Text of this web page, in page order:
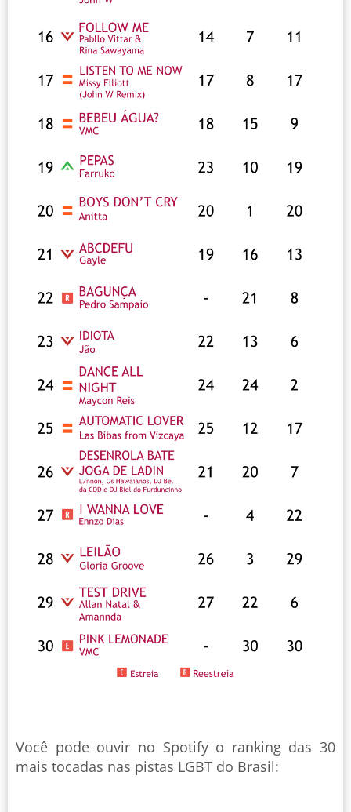
Você pode ouvir no Spotify o ranking das 30
mais tocadas nas pistas LGBT do Brasil: